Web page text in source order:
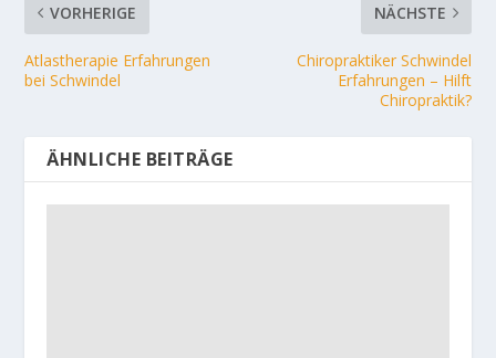
VORHERIGE
Atlastherapie Erfahrungen
bei Schwindel
NÄCHSTE
Chiropraktiker Schwindel
Erfahrungen – Hilft
Chiropraktik?
ÄHNLICHE BEITRÄGE